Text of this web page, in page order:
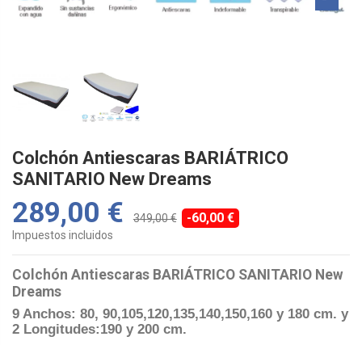
Colchón Antiescaras BARIÁTRICO
SANITARIO New Dreams
289,00 € 349,00 € -60,00 €
Impuestos incluidos
Colchón Antiescaras BARIÁTRICO SANITARIO New
Dreams
9 Anchos: 80, 90,105,120,135,140,150,160 y 180 cm. y
2 Longitudes:190 y 200 cm.